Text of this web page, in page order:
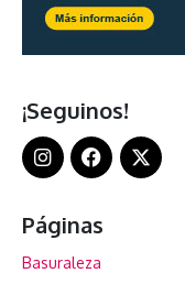
¡Seguinos!
Páginas
Basuraleza